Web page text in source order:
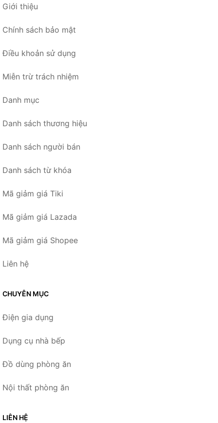
Giới thiệu
Chính sách bảo mật
Điều khoản sử dụng
Miễn trừ trách nhiệm
Danh mục
Danh sách thương hiệu
Danh sách người bán
Danh sách từ khóa
Mã giảm giá Tiki
Mã giảm giá Lazada
Mã giảm giá Shopee
Liên hệ
CHUYÊN MỤC
Điện gia dụng
Dụng cụ nhà bếp
Đồ dùng phòng ăn
Nội thất phòng ăn
LIÊN HỆ